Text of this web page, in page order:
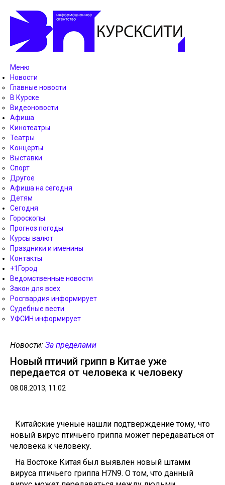
Меню
Новости
Главные новости
В Курске
Видеоновости
Афиша
Кинотеатры
Театры
Концерты
Выставки
Спорт
Другое
Афиша на сегодня
Детям
Сегодня
Гороскопы
Прогноз погоды
Курсы валют
Праздники и именины
Контакты
+1Город
Ведомственные новости
Закон для всех
Росгвардия информирует
Судебные вести
УФСИН информирует
Новости: За пределами
Новый птичий грипп в Китае уже
передается от человека к человеку
08.08.2013, 11.02
Китайские ученые нашли подтверждение тому, что
новый вирус птичьего гриппа может передаваться от
человека к человеку.
На Востоке Китая был выявлен новый штамм
вируса птичьего гриппа H7N9. О том, что данный